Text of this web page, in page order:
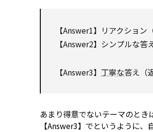
【Answer1】リアクション
【Answer2】シンプルな答
【Answer3】 丁寧な答え（
あまり得意でないテーマのと
【Answer3】でというように